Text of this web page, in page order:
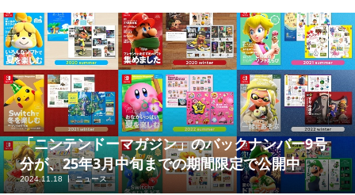
「ニンテンドーマガジン」のバックナンバー9号
分が、25年3月中旬までの期間限定で公開中
2024.11.18 ニュース